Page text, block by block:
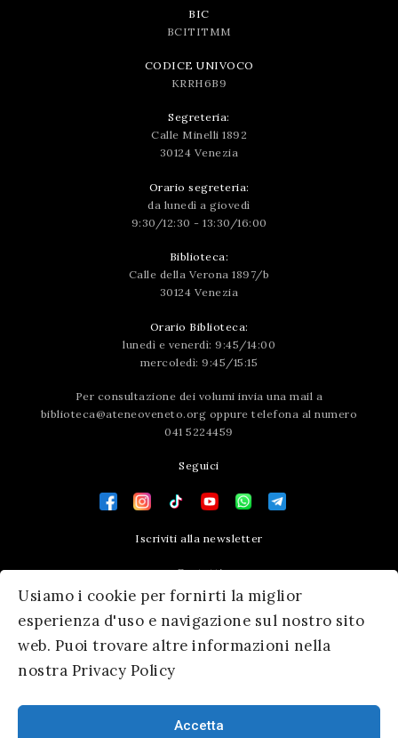
Usiamo i cookie per fornirti la miglior
esperienza d'uso e navigazione sul nostro sito
web. Puoi trovare altre informazioni nella
nostra Privacy Policy
Accetta
BIC
BCITITMM
CODICE UNIVOCO
KRRH6B9
Segreteria:
Calle Minelli 1892
30124 Venezia
Orario segreteria:
da lunedì a giovedì
9:30/12:30 - 13:30/16:00
Biblioteca:
Calle della Verona 1897/b
30124 Venezia
Orario Biblioteca:
lunedì e venerdì: 9:45/14:00
mercoledì: 9:45/15:15
Per consultazione dei volumi invia una mail a
biblioteca@ateneoveneto.org oppure telefona al numero
041 5224459
Seguici
Iscriviti alla newsletter
Contatti